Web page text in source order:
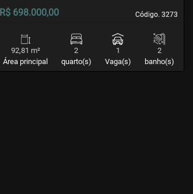
Código. 3273
Código. 3273
R$ 698.000,00
92,81 m²
Área principal
2
quarto(s)
1
Vaga(s)
2
banho(s)